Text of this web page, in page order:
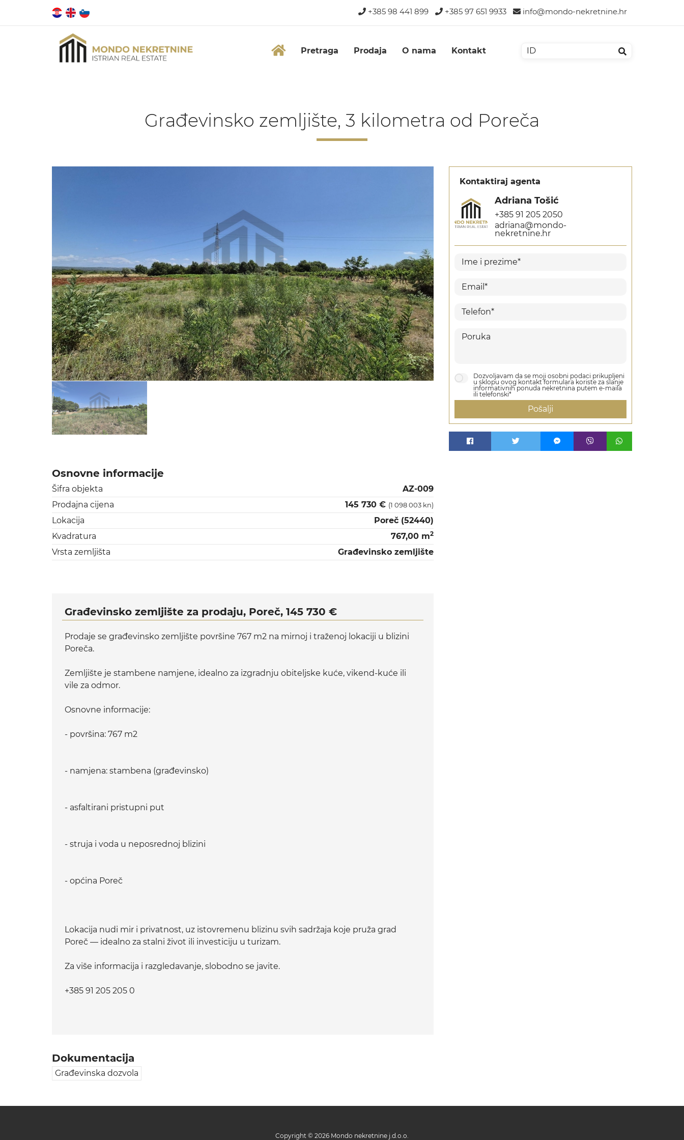
+385 98 441 899 +385 97 651 9933 info@mondo-nekretnine.hr
Pretraga Prodaja O nama Kontakt
Građevinsko zemljište, 3 kilometra od Poreča
Osnovne informacije
Šifra objekta
AZ-009
Prodajna cijena
145 730 € (1 098 003 kn)
Lokacija
Poreč (52440)
Kvadratura
767,00 m2
Vrsta zemljišta Građevinsko zemljište
Građevinsko zemljište za prodaju, Poreč, 145 730 €
Prodaje se građevinsko zemljište površine 767 m2 na mirnoj i traženoj lokaciji u blizini
Poreča.
Zemljište je stambene namjene, idealno za izgradnju obiteljske kuće, vikend-kuće ili
vile za odmor.
Osnovne informacije:
- površina: 767 m2
- namjena: stambena (građevinsko)
- asfaltirani pristupni put
- struja i voda u neposrednoj blizini
- općina Poreč
Lokacija nudi mir i privatnost, uz istovremenu blizinu svih sadržaja koje pruža grad
Poreč — idealno za stalni život ili investiciju u turizam.
Za više informacija i razgledavanje, slobodno se javite.
+385 91 205 205 0
Dokumentacija
Građevinska dozvola
Kontaktiraj agenta
Adriana Tošić
+385 91 205 2050
adriana@mondo-
nekretnine.hr
Dozvoljavam da se moji osobni podaci prikupljeni
u sklopu ovog kontakt formulara koriste za slanje
informativnih ponuda nekretnina putem e-maila
ili telefonski*
Pošalji
Copyright © 2026 Mondo nekretnine j.d.o.o.